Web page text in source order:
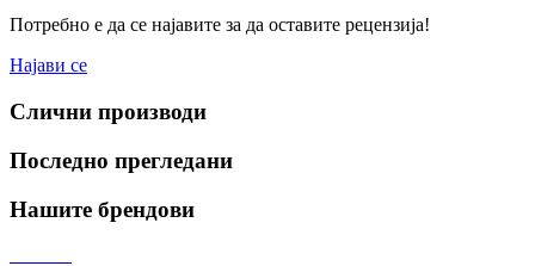
Потребно е да се најавите за да оставите рецензија!
Најави се
Слични производи
Последно прегледани
Нашите брендови